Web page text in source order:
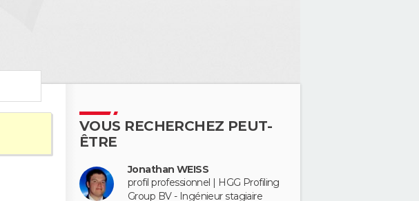
VOUS RECHERCHEZ PEUT-
ÊTRE
Jonathan WEISS
profil professionnel | HGG Profiling
Group BV - Ingénieur stagiaire